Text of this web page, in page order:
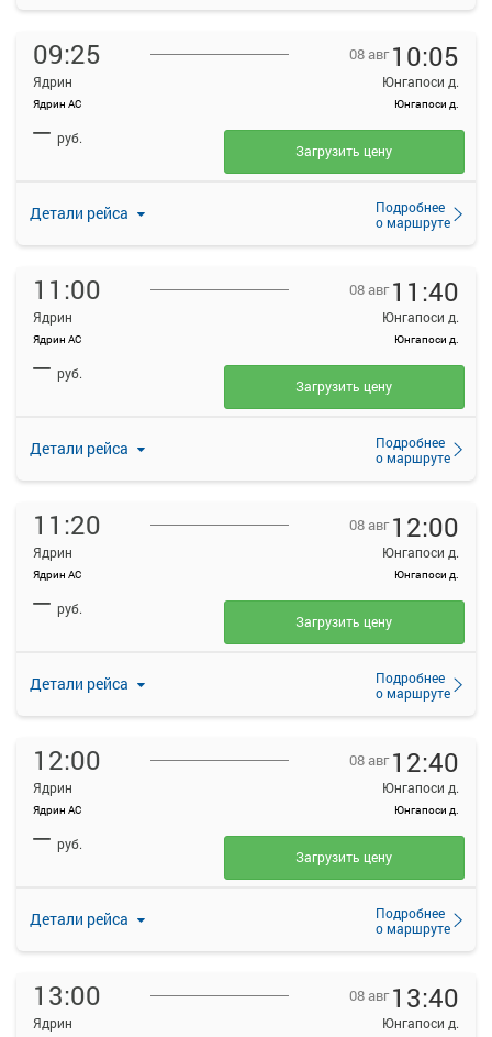
09:25
Ядрин
Ядрин АС
08 авг 10:05
Юнгапоси д.
Юнгапоси д.
Детали рейса
Подробнее
о маршруте
— руб.
Загрузить цену
11:00
Ядрин
Ядрин АС
08 авг 11:40
Юнгапоси д.
Юнгапоси д.
Детали рейса
Подробнее
о маршруте
— руб.
Загрузить цену
11:20
Ядрин
Ядрин АС
08 авг 12:00
Юнгапоси д.
Юнгапоси д.
Детали рейса
Подробнее
о маршруте
— руб.
Загрузить цену
12:00
Ядрин
Ядрин АС
08 авг 12:40
Юнгапоси д.
Юнгапоси д.
Детали рейса
Подробнее
о маршруте
— руб.
Загрузить цену
13:00
Ядрин
08 авг 13:40
Юнгапоси д.